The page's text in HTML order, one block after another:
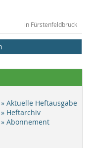
in Fürstenfeldbruck
» Aktuelle Heftausgabe
» Heftarchiv
» Abonnement